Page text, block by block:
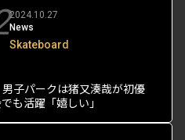
2024.10.27
News
Skateboard
子パークは猪又湊哉が初優
も活躍「嬉しい」